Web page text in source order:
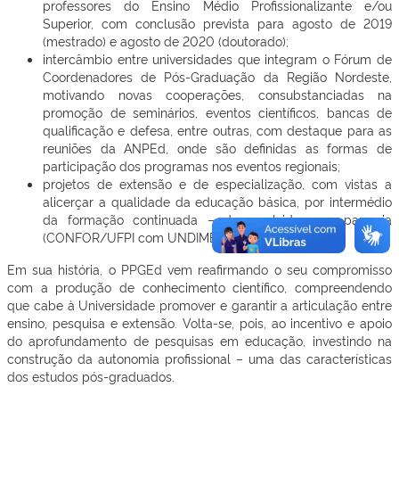
professores do Ensino Médio Profissionalizante e/ou
Superior, com conclusão prevista para agosto de 2019
(mestrado) e agosto de 2020 (doutorado);
intercâmbio entre universidades que integram o Fórum de
Coordenadores de Pós-Graduação da Região Nordeste,
motivando novas cooperações, consubstanciadas na
promoção de seminários, eventos científicos, bancas de
qualificação e defesa, entre outras, com destaque para as
reuniões da ANPEd, onde são definidas as formas de
participação dos programas nos eventos regionais;
projetos de extensão e de especialização, com vistas a
alicerçar a qualidade da educação básica, por intermédio
da formação continuada – desenvolvidos em parceria
(CONFOR/UFPI com UNDIME – PI e SEDUC-PI).
Em sua história, o PPGEd vem reafirmando o seu compromisso
com a produção de conhecimento científico, compreendendo
que cabe à Universidade promover e garantir a articulação entre
ensino, pesquisa e extensão. Volta-se, pois, ao incentivo e apoio
do aprofundamento de pesquisas em educação, investindo na
construção da autonomia profissional – uma das características
dos estudos pós-graduados.